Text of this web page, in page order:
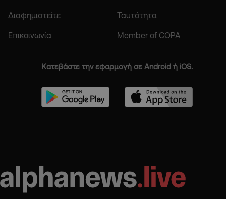
Διαφημιστείτε Ταυτότητα
Επικοινωνία Member of COPA
Κατεβάστε την εφαρμογή σε Android ή iOS.